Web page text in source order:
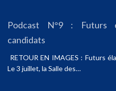
Podcast N°9 : Futurs
candidats
RETOUR EN IMAGES : Futurs
Le 3 juillet, la Salle des…